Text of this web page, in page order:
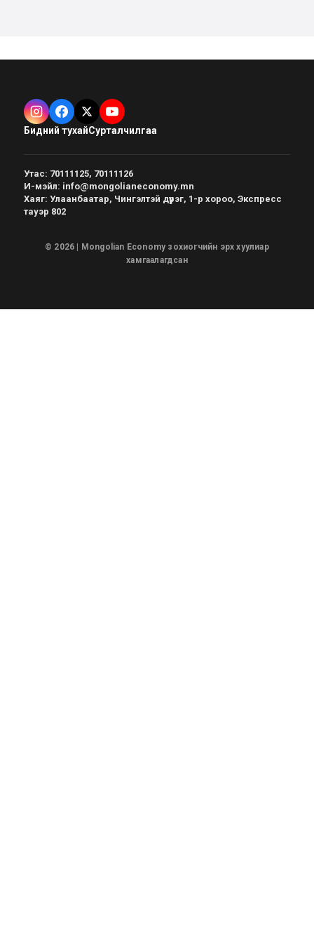
Бидний тухайСурталчилгаа
Утас: 70111125, 70111126
И-мэйл: info@mongolianeconomy.mn
Хаяг: Улаанбаатар, Чингэлтэй дүүрэг, 1-р хороо, Экспресс
тауэр 802
© 2026 | Mongolian Economy зохиогчийн эрх хуулиар
хамгаалагдсан